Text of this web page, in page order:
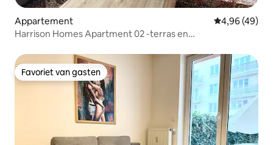
Appartement Gemiddelde
4,96 (49)
Harrison Homes Apartment 02 -terras en
Favoriet van gasten
Favoriet van gasten